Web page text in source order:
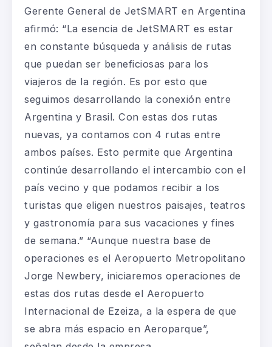
Gerente General de JetSMART en Argentina
afirmó: “La esencia de JetSMART es estar
en constante búsqueda y análisis de rutas
que puedan ser beneficiosas para los
viajeros de la región. Es por esto que
seguimos desarrollando la conexión entre
Argentina y Brasil. Con estas dos rutas
nuevas, ya contamos con 4 rutas entre
ambos países. Esto permite que Argentina
continúe desarrollando el intercambio con el
país vecino y que podamos recibir a los
turistas que eligen nuestros paisajes, teatros
y gastronomía para sus vacaciones y fines
de semana.” “Aunque nuestra base de
operaciones es el Aeropuerto Metropolitano
Jorge Newbery, iniciaremos operaciones de
estas dos rutas desde el Aeropuerto
Internacional de Ezeiza, a la espera de que
se abra más espacio en Aeroparque”,